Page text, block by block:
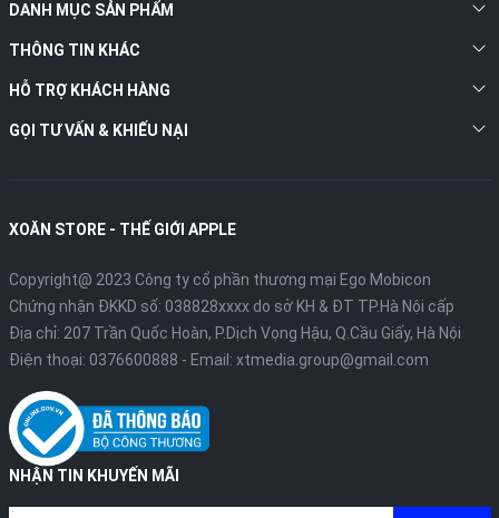
DANH MỤC SẢN PHẨM
THÔNG TIN KHÁC
HỖ TRỢ KHÁCH HÀNG
GỌI TƯ VẤN & KHIẾU NẠI
XOĂN STORE - THẾ GIỚI APPLE
Copyright@ 2023 Công ty cổ phần thương mại Ego Mobicon
Chứng nhận ĐKKD số: 038828xxxx do sở KH & ĐT TP.Hà Nội cấp
Địa chỉ: 207 Trần Quốc Hoàn, P.Dịch Vọng Hậu, Q.Cầu Giấy, Hà Nội
Điện thoại: 0376600888 - Email: xtmedia.group@gmail.com
NHẬN TIN KHUYẾN MÃI